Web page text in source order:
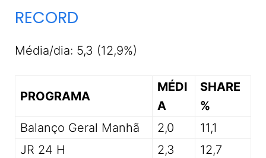
RECORD
Média/dia: 5,3 (12,9%)
PROGRAMA
MÉDI
A
SHARE
%
Balanço Geral Manhã
2,0
11,1
JR 24 H
2,3
12,7